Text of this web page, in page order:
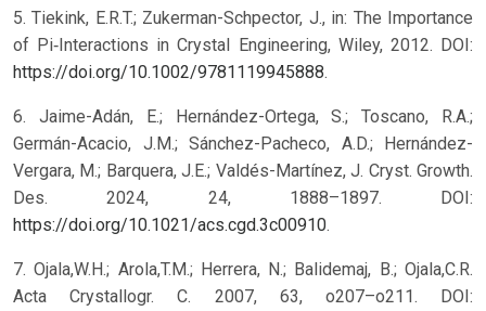
5. Tiekink, E.R.T.; Zukerman-Schpector, J., in: The Importance
of Pi‐Interactions in Crystal Engineering, Wiley, 2012. DOI:
https://doi.org/10.1002/9781119945888.
6. Jaime-Adán, E.; Hernández-Ortega, S.; Toscano, R.A.;
Germán-Acacio, J.M.; Sánchez-Pacheco, A.D.; Hernández-
Vergara, M.; Barquera, J.E.; Valdés-Martínez, J. Cryst. Growth.
Des. 2024, 24, 1888–1897. DOI:
https://doi.org/10.1021/acs.cgd.3c00910.
7. Ojala,W.H.; Arola,T.M.; Herrera, N.; Balidemaj, B.; Ojala,C.R.
Acta Crystallogr. C. 2007, 63, o207–o211. DOI: